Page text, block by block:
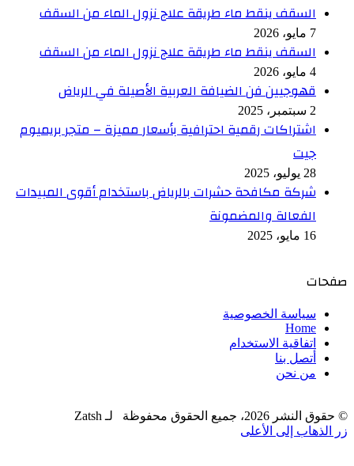
السقف ينقط ماء طريقة علاج نزول الماء من السقف
7 مايو، 2026
السقف ينقط ماء طريقة علاج نزول الماء من السقف
4 مايو، 2026
قهوجيين فن الضيافة العربية الأصيلة في الرياض
2 سبتمبر، 2025
اشتراكات رقمية احترافية بأسعار مميزة – متجر بريميوم
جيت
28 يوليو، 2025
شركة مكافحة حشرات بالرياض باستخدام أقوى المبيدات
الفعالة والمضمونة
16 مايو، 2025
صفحات
سياسة الخصوصية
Home
اتفاقية الاستخدام
أتصل بنا
من نحن
© حقوق النشر 2026، جميع الحقوق محفوظة لـ Zatsh
زر الذهاب إلى الأعلى